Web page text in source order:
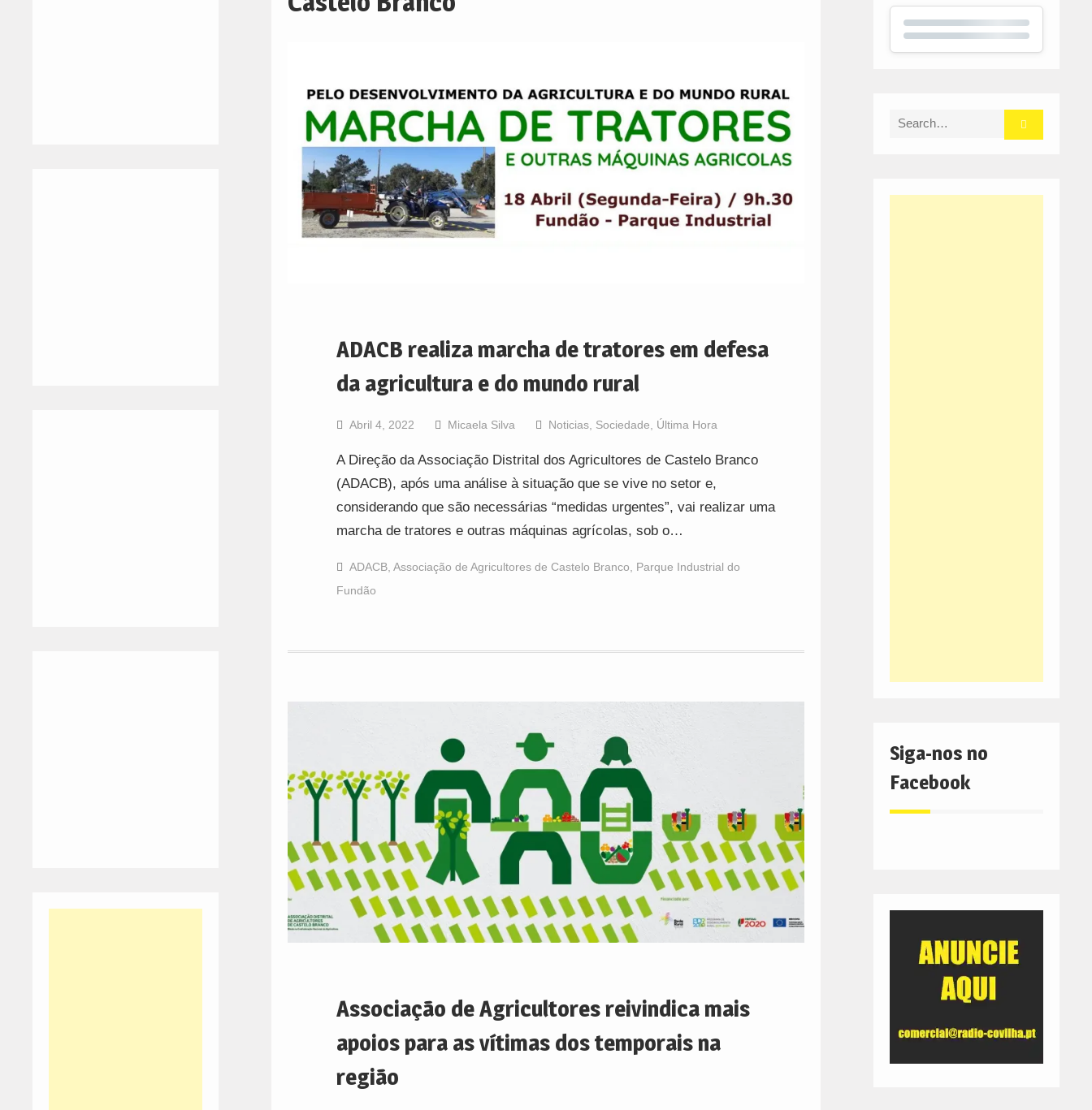
ADACB realiza marcha de tratores em defesa
da agricultura e do mundo rural
Abril 4, 2022 Micaela Silva Noticias, Sociedade Última Hora
A Direção da Associação Distrital dos Agricultores de Castelo Branco
(ADACB), após uma análise à situação que se vive no setor e,
considerando que são necessárias “medidas urgentes”, vai realizar uma
marcha de tratores e outras máquinas agrícolas, sob o…
ADACB, Associação de Agricultores de Castelo Branco
Parque Industrial do
Fundão
Associação de Agricultores reivindica mais
apoios para as vítimas dos temporais na
região
Search
Siga-nos no
Facebook